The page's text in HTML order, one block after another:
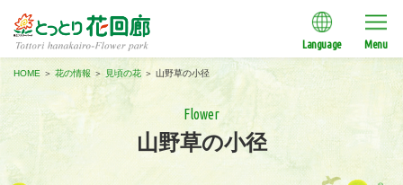
Language Menu
HOME ＞花の情報 ＞ 見頃の花 ＞ 山野草の小径
Flower
山野草の小径